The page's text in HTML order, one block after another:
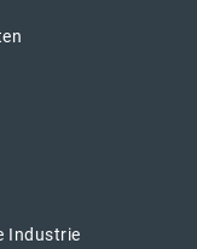
Industrie